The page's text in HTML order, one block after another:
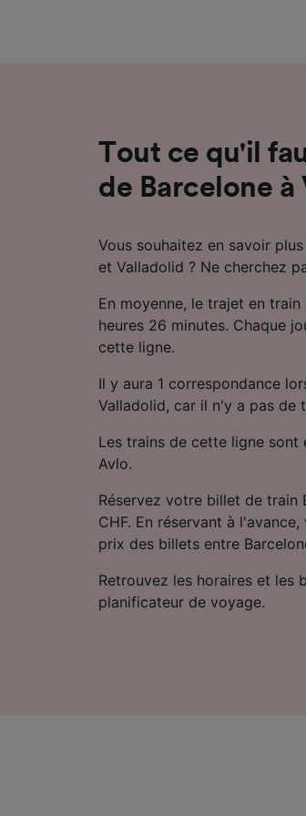
Tout ce qu'il
de Barcelone à
Vous souhaitez en savoir
et Valladolid ? Ne cherchez
En moyenne, le trajet en
heures 26 minutes. Chaque
cette ligne.
Il y aura 1 correspondance
Valladolid, car il n'y a pas de
Les trains de cette ligne sont
Avlo.
Réservez votre billet de train
CHF. En réservant à
prix des billets entre
Retrouvez les horaires et les
planificateur de voyage.